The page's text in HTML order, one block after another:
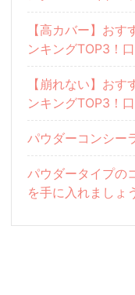
【高カバー】お
ンキングTOP3！
【崩れない】お
ンキングTOP3！
パウダーコンシー
パウダータイプの
を手に入れましょ